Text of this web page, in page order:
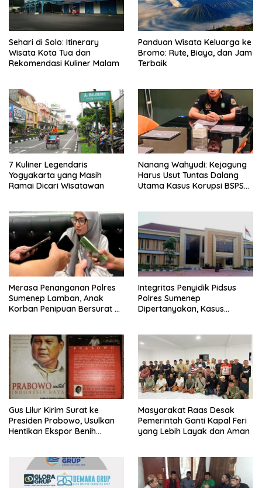
Sehari di Solo: Itinerary
Wisata Kota Tua dan
Rekomendasi Kuliner Malam
Panduan Wisata Keluarga ke
Bromo: Rute, Biaya, dan Jam
Terbaik
7 Kuliner Legendaris
Yogyakarta yang Masih
Ramai Dicari Wisatawan
Nanang Wahyudi: Kejagung
Harus Usut Tuntas Dalang
Utama Kasus Korupsi BSPS
Merasa Penanganan Polres
Sumenep Lamban, Anak
Korban Penipuan Bersurat ke
Integritas Penyidik Pidsus
Polres Sumenep
Dipertanyakan, Kasus
Kepastian
Gus Lilur Kirim Surat ke
Presiden Prabowo, Usulkan
Hentikan Ekspor Benih
Masyarakat Raas Desak
Pemerintah Ganti Kapal Feri
yang Lebih Layak dan Aman